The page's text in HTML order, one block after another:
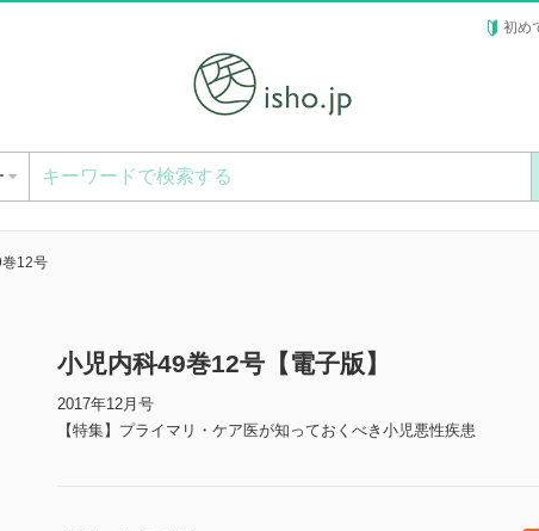
初め
12号
小児内科49巻12号【電子版】
2017年12月号
【特集】プライマリ・ケア医が知っておくべき小児悪性疾患